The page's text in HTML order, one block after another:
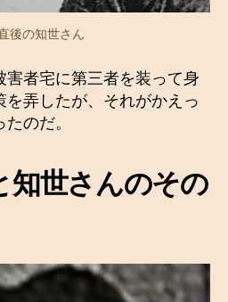
後の知世さん
害者宅に第三者を装って身
弄したが、それがかえっ
のだ。
知世さんのその